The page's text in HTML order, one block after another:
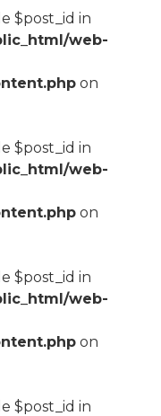
$post_id in
web-
on
$post_id in
web-
on
$post_id in
web-
on
$post_id in